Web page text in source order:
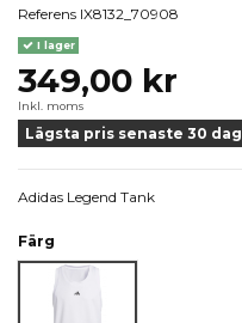
Referens IX8132_70908
I lager
349,00 kr
Inkl. moms
Lägsta pris senaste 30
Adidas Legend Tank
Färg
Vit